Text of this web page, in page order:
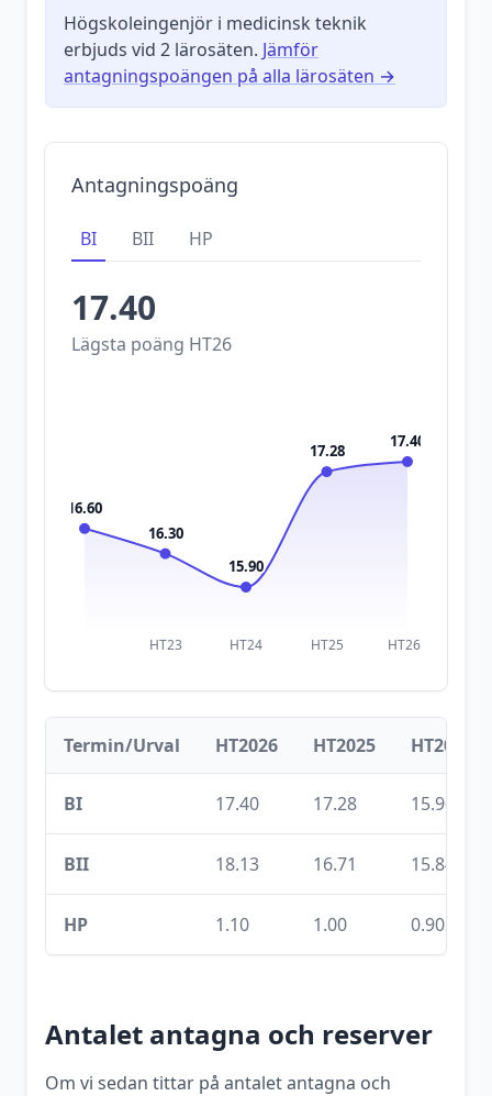
Högskoleingenjör i medicinsk teknik
erbjuds vid 2 lärosäten. Jämför
antagningspoängen på alla lärosäten →
Antagningspoäng
BI BII HP
17.40
Lägsta poäng HT26
HT23 HT24 HT25 HT26
16.60
16.30
15.90
17.28
17.40
Termin/Urval HT2026 HT2025 HT2024
BI 17.40 17.28 15.90
BII 18.13 16.71 15.84
HP 1.10 1.00 0.90
Antalet antagna och reserver
Om vi sedan tittar på antalet antagna och